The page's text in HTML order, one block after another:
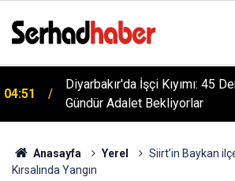
04:51
Diyarbakır'da İşçi Kıyımı: 45
Gündür Adalet Bekliyorlar
Anasayfa Yerel
Siirt’in Baykan
Kırsalında Yangın